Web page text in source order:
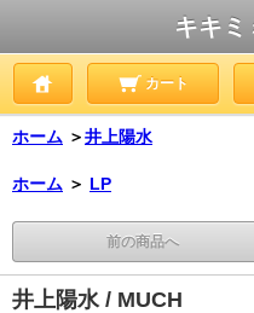
キキミ
カート
ホーム ＞井上陽水
ホーム ＞ LP
前の商品へ
井上陽水 / MUCH